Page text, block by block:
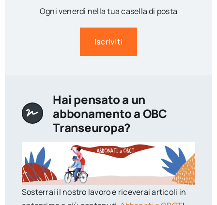
Ogni venerdì nella tua casella di posta
Iscriviti
Hai pensato a un
abbonamento a OBC
Transeuropa?
Sosterrai il nostro lavoro e riceverai articoli in